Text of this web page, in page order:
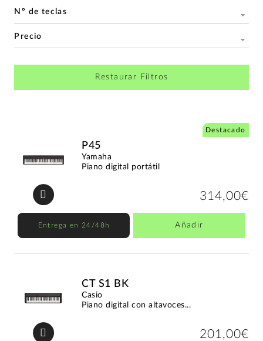
Nº de teclas
Precio
Restaurar Filtros
P45
Yamaha
Piano digital portátil
314,00€
Entrega en 24/48h Añadir
Destacado
CT S1 BK
Casio
Piano digital con altavoces...
201,00€